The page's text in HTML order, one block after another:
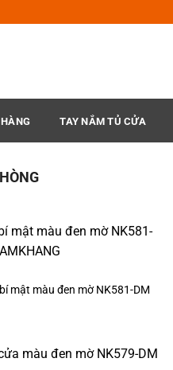
TAY NẮM TỦ CỬA
mật màu đen mờ NK581-DM